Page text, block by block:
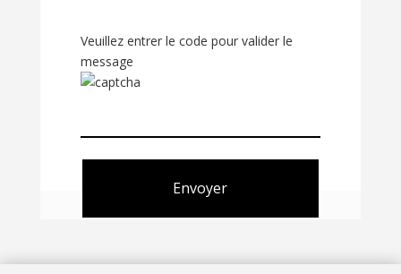
Veuillez entrer le code pour valider le
message